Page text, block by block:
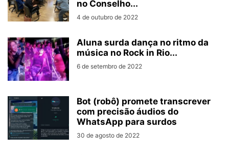
no Conselho...
4 de outubro de 2022
Aluna surda dança no ritmo da
música no Rock in Rio...
6 de setembro de 2022
Bot (robô) promete transcrever
com precisão áudios do
WhatsApp para surdos
30 de agosto de 2022